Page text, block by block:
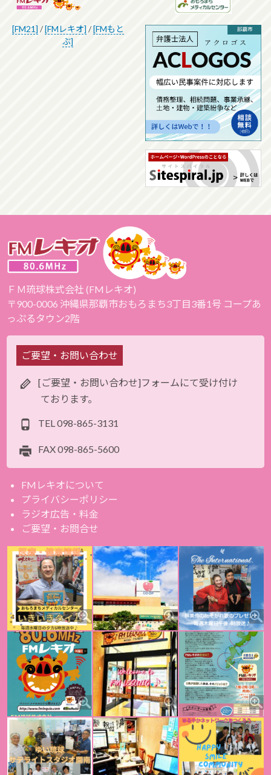
[FM21] /[FMレキオ] /[FMもと
ぶ]
ＦＭ琉球株式会社 (FMレキオ)
〒900-0006 沖縄県那覇市おもろまち3丁目3番1号 コープあ
っぷるタウン2階
ご要望・お問い合わせ
[ご要望・お問い合わせ]フォームにて受け付け
ております。
TEL 098-865-3131
FAX098-865-5600
FMレキオについて
プライバシーポリシー
ラジオ広告・料金
ご要望・お問合せ